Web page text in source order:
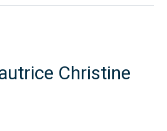
Christine